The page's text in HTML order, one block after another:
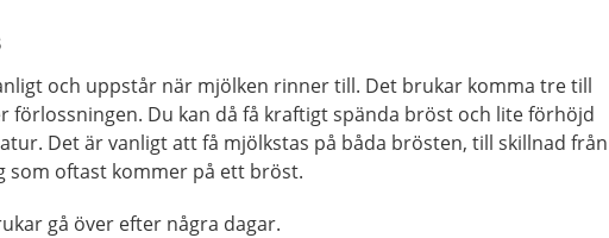
och uppstår när mjölken rinner till. Det brukar komma tre till
förlossningen. Du kan då få kraftigt spända bröst och lite förhöjd
Det är vanligt att få mjölkstas på båda brösten, till skillnad från
som oftast kommer på ett bröst.
gå över efter några dagar.